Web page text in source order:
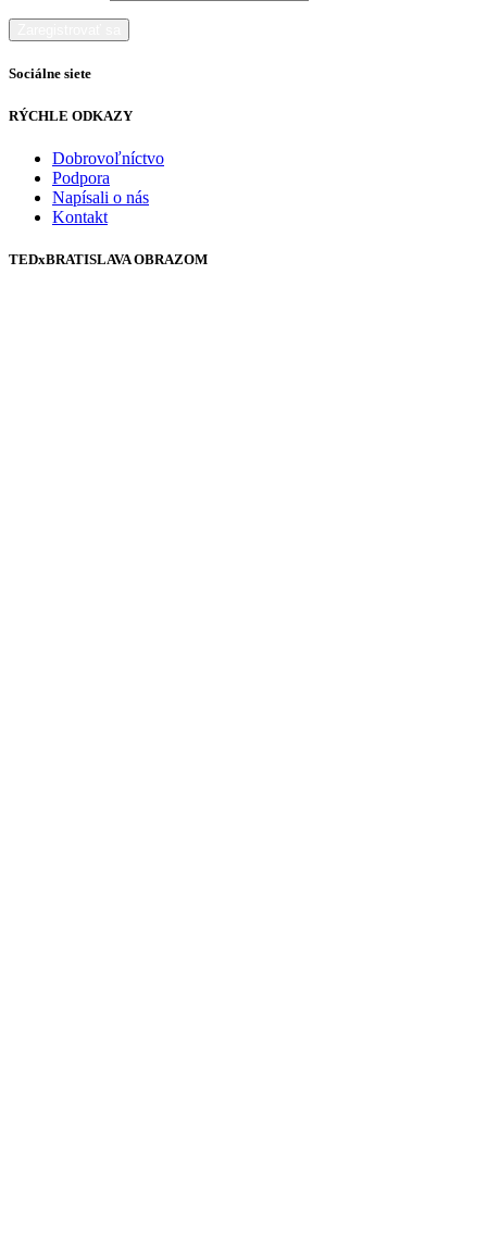
Sociálne siete
RÝCHLE ODKAZY
Dobrovoľníctvo
Podpora
Napísali o nás
Kontakt
TEDxBRATISLAVA OBRAZOM